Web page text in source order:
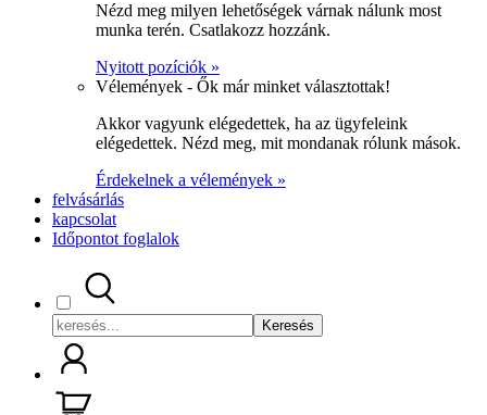
Nézd meg milyen lehetőségek várnak nálunk most
munka terén. Csatlakozz hozzánk.
Nyitott pozíciók »
Vélemények - Ők már minket választottak!
Akkor vagyunk elégedettek, ha az ügyfeleink
elégedettek. Nézd meg, mit mondanak rólunk mások.
Érdekelnek a vélemények »
felvásárlás
kapcsolat
Időpontot foglalok
Keresés